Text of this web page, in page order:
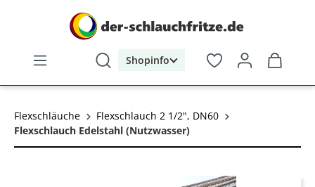
Shopinfo
Flexschläuche
Flexschlauch 2 1/2", DN60
Flexschlauch Edelstahl (Nutzwasser)